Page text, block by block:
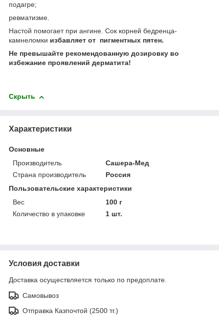
подагре;
ревматизме.
Настой помогает при ангине. Сок корней бедренца-
камнеломки избавляет от пигментных пятен.
Не превышайте рекомендованную дозировку во
избежание проявлений дерматита!
Скрыть
Характеристики
Основные
Производитель
Сашера-Мед
Страна производитель
Россия
Пользовательские характеристики
Вес
100 г
Количество в упаковке
1 шт.
Условия доставки
Доставка осуществляется только по предоплате.
Самовывоз
Отправка Казпочтой (2500 тг.)